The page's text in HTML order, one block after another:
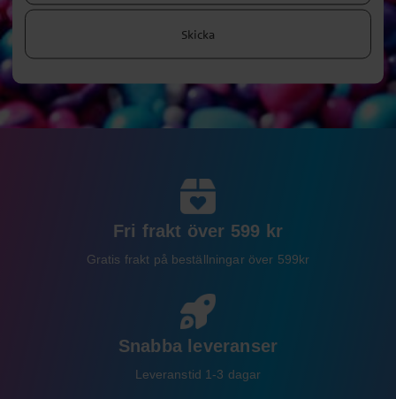
Skicka
Fri frakt över 599 kr
Gratis frakt på beställningar över 599kr
Snabba leveranser
Leveranstid 1-3 dagar